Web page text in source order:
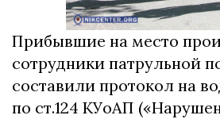
Прибывшие на место
сотрудники патрульной
составили протокол на
по ст.124 КУоАП